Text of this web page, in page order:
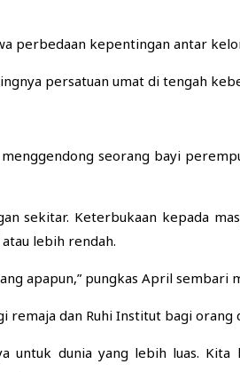
perbedaan kepentingan antar
persatuan umat di tengah
seorang bayi
sekitar. Keterbukaan kepada
lebih rendah.
apapun,” pungkas April sembari
dan Ruhi Institut bagi
untuk dunia yang lebih luas.